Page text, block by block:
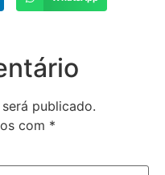
publicado.
com *